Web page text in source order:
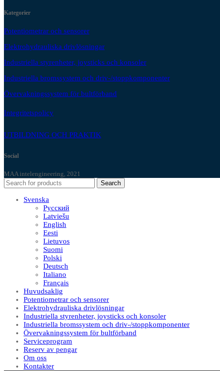
Kategorier
Potentiometrar och sensorer
Elektrohydrauliska drivlösningar
Industriella styrenheter, joysticks och konsoler
Industriella bromssystem och driv-/stoppkomponenter
Övervakningssystem för bultförband
Integritetspolicy
UTBILDNING OCH PRAKTIK
Social
MAA intelengineering, 2021
Search
Svenska
Русский
Latviešu
English
Eesti
Lietuvos
Suomi
Polski
Deutsch
Italiano
Français
Huvudsaklig
Potentiometrar och sensorer
Elektrohydrauliska drivlösningar
Industriella styrenheter, joysticks och konsoler
Industriella bromssystem och driv-/stoppkomponenter
Övervakningssystem för bultförband
Serviceprogram
Reserv av pengar
Om oss
Kontakter